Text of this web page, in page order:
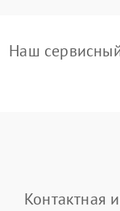
Наш
Контактная